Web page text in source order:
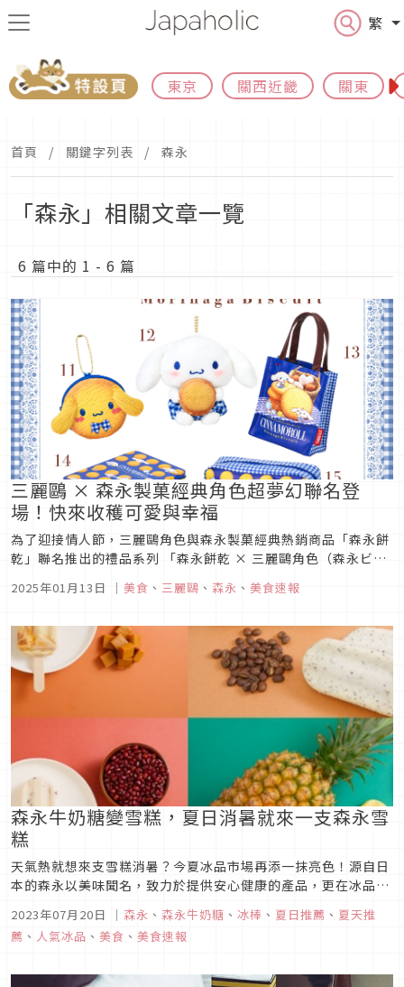
繁
東京 關西近畿 關東
首頁 關鍵字列表 森永
「森永」相關文章一覽
6 篇中的 1 - 6 篇
三麗鷗 × 森永製菓經典角色超夢幻聯名登
場！快來收穫可愛與幸福
為了迎接情人節，三麗鷗角色與森永製菓經典熱銷商品「森永餅
乾」聯名推出的禮品系列 「森永餅乾 × 三麗鷗角色（森永ビス
ケット×サンリオキャラクターズ）」。這次的聯名商品以趣味
可愛的設計，結合森永餅乾的經典美味，為粉絲帶來全新驚喜，
2025年01月13日 ｜ 美食 、 三麗鷗 、 森永 、 美食速報
森永牛奶糖變雪糕，夏日消暑就來一支森永雪
糕
天氣熱就想來支雪糕消暑？今夏冰品市場再添一抹亮色！源自日
本的森永以美味聞名，致力於提供安心健康的產品，更在冰品市
場中廣受大眾喜愛。今夏台灣森永替大家為酷熱夏天的每個開心
時刻帶來療癒勁涼的美味！
2023年07月20日 ｜ 森永 、 森永牛奶糖 、 冰棒 、 夏日推薦 、 夏天推
薦 、 人氣冰品 、 美食 、 美食速報